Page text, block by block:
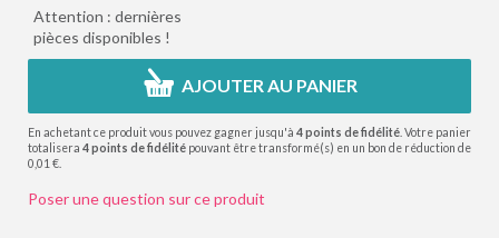
Attention : dernières
pièces disponibles !
AJOUTER AU PANIER
En achetant ce produit vous pouvez gagner jusqu'à 4points de fidélité . Votre panier
totalisera 4points de fidélité pouvant être transformé(s) en un bon de réduction de
0,01 €
Poser une question sur ce produit